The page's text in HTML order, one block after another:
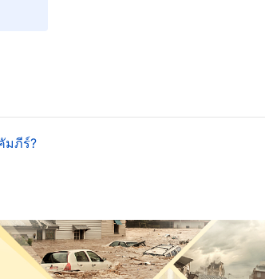
นี้พอนึกถึงแนวคิดเรื่องการพบองค์พระผู้
คำกล่าวไร้สาระที่ว่า “ทรงรับพวกเรา
ากถูกพาตรงขึ้นไปสู่ราชอาณาจักรของ
เหรอ? พวกเขามีสิทธิ์ชื่นชมพระพรในนั้น
เจ้า เรายังไม่พ้นพันธนาการบาปและไม่
ทธิ์แล้ว ก็จะไม่มีใครได้เห็นองค์พระผู้เป็น
มภีร์?